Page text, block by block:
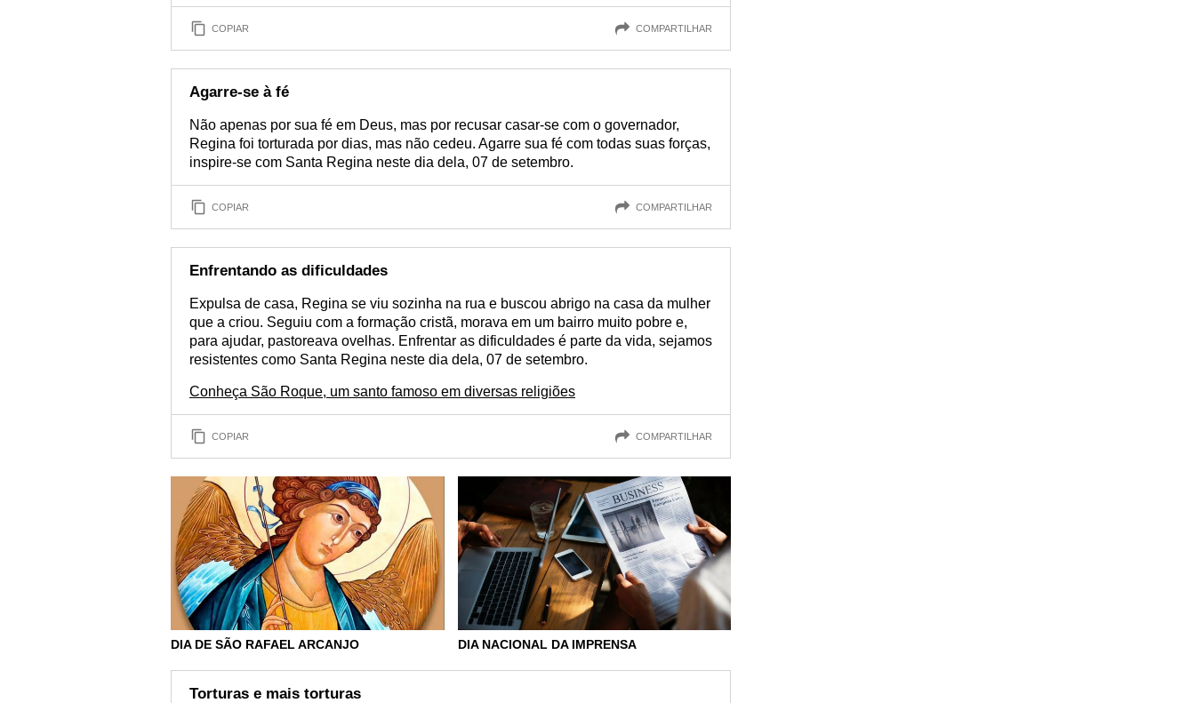
COPIAR COMPARTILHAR
Agarre-se à fé
Não apenas por sua fé em Deus, mas por recusar casar-se com o governador,
Regina foi torturada por dias, mas não cedeu. Agarre sua fé com todas suas forças,
inspire-se com Santa Regina neste dia dela, 07 de setembro.
COPIAR COMPARTILHAR
Enfrentando as dificuldades
Expulsa de casa, Regina se viu sozinha na rua e buscou abrigo na casa da mulher
que a criou. Seguiu com a formação cristã, morava em um bairro muito pobre e,
para ajudar, pastoreava ovelhas. Enfrentar as dificuldades é parte da vida, sejamos
resistentes como Santa Regina neste dia dela, 07 de setembro.
Conheça São Roque, um santo famoso em diversas religiões
COPIAR COMPARTILHAR
DIA DE SÃO RAFAEL ARCANJO DIA NACIONAL DA IMPRENSA
Torturas e mais torturas